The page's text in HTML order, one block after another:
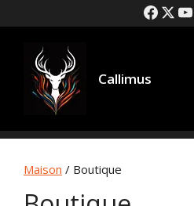
Callimus
Maison / Boutique